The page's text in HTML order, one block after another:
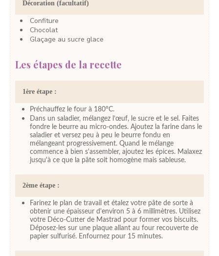
Décoration (facultatif)
Confiture
Chocolat
Glaçage au sucre glace
Les étapes de la recette
1ère étape :
Préchauffez le four à 180°C.
Dans un saladier, mélangez l’œuf, le sucre et le sel. Faites
fondre le beurre au micro-ondes. Ajoutez la farine dans le
saladier et versez peu à peu le beurre fondu en
mélangeant progressivement. Quand le mélange
commence à bien s'assembler, ajoutez les épices. Malaxez
jusqu'à ce que la pâte soit homogène mais sableuse.
2ème étape :
Farinez le plan de travail et étalez votre pâte de sorte à
obtenir une épaisseur d'environ 5 à 6 millimètres. Utilisez
votre Déco-Cutter de Mastrad pour former vos biscuits.
Déposez-les sur une plaque allant au four recouverte de
papier sulfurisé. Enfournez pour 15 minutes.